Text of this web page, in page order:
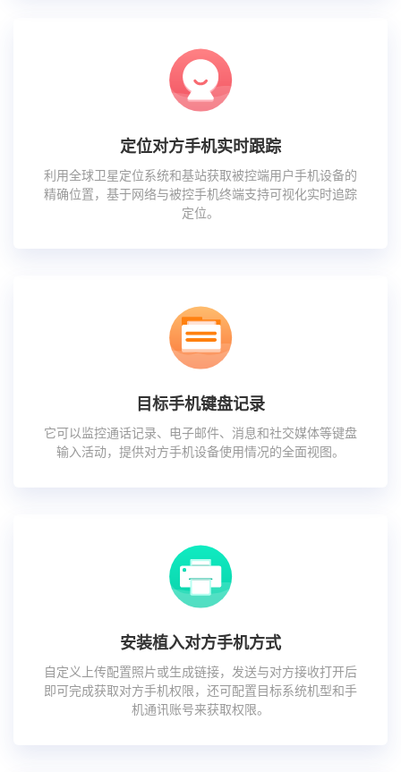
定位对方手机实时跟踪
利用全球卫星定位系统和基站获取被控端用户手机设备的
精确位置，基于网络与被控手机终端支持可视化实时追踪
定位。
目标手机键盘记录
它可以监控通话记录、电子邮件、消息和社交媒体等键盘
输入活动，提供对方手机设备使用情况的全面视图。
安装植入对方手机方式
自定义上传配置照片或生成链接，发送与对方接收打开后
即可完成获取对方手机权限，还可配置目标系统机型和手
机通讯账号来获取权限。